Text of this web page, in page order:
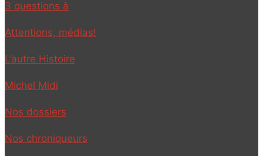
3 questions à
Attentions, médias!
L’autre Histoire
Michel Midi
Nos dossiers
Nos chroniqueurs